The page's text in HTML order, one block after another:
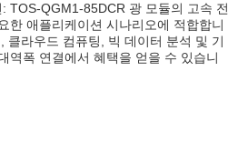
TOS-QGM1-85DCR 광 모듈의 고속 전
한 애플리케이션 시나리오에 적합합니
클라우드 컴퓨팅, 빅 데이터 분석 및 기
역폭 연결에서 혜택을 얻을 수 있습니